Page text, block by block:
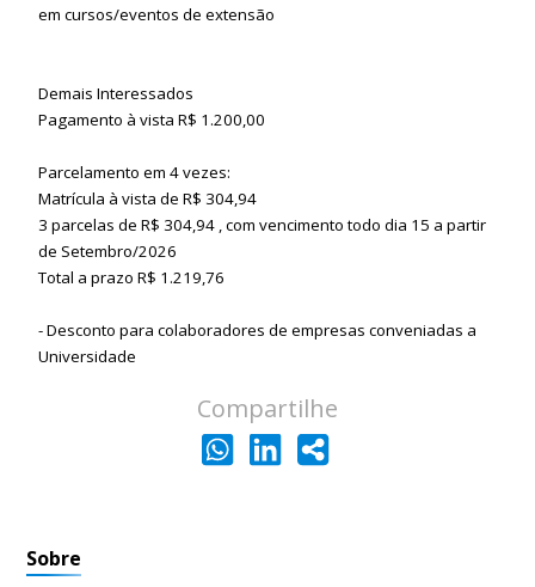
Sobre
em cursos/eventos de extensão
Demais Interessados
Pagamento à vista R$ 1.200,00
Parcelamento em 4 vezes:
Matrícula à vista de R$ 304,94
3 parcelas de R$ 304,94 , com vencimento todo dia 15 a partir
de Setembro/2026
Total a prazo R$ 1.219,76
- Desconto para colaboradores de empresas conveniadas a
Universidade
Compartilhe